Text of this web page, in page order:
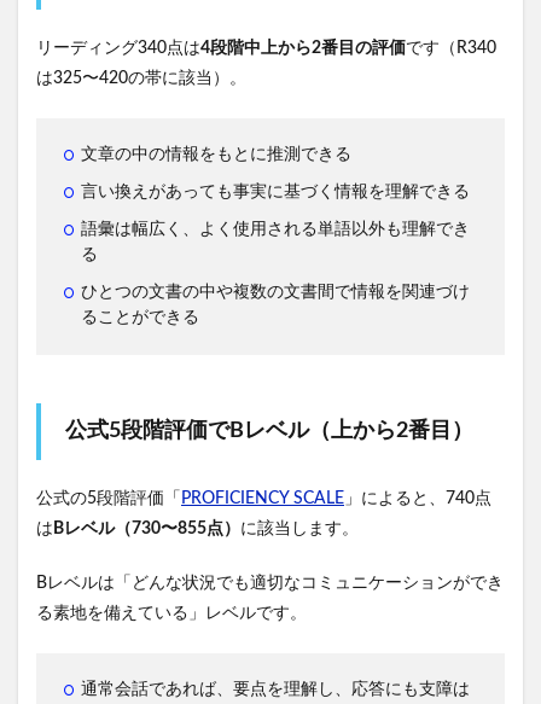
リーディング340点は4段階中上から2番目の評価です（R340
は325〜420の帯に該当）。
文章の中の情報をもとに推測できる
言い換えがあっても事実に基づく情報を理解できる
語彙は幅広く、よく使用される単語以外も理解でき
る
ひとつの文書の中や複数の文書間で情報を関連づけ
ることができる
公式5段階評価でBレベル（上から2番目）
公式の5段階評価「 PROFICIENCY SCALE 」によると、740点
は Bレベル（730〜855点） に該当します。
Bレベルは「どんな状況でも適切なコミュニケーションができ
る素地を備えている」レベルです。
通常会話であれば、要点を理解し、応答にも支障は